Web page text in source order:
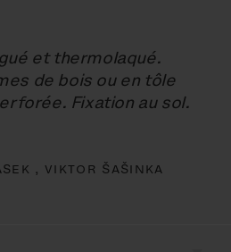
et thermolaqué.
de bois ou en tôle
Fixation au sol.
, VIKTOR ŠAŠINKA